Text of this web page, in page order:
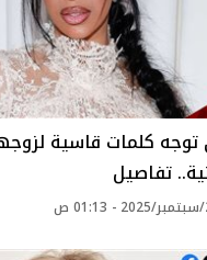
كلمات قاسية
تفاصيل